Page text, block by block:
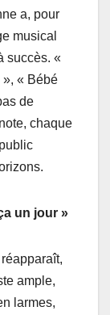
a, pour
musical
succès. «
», « Bébé
de
chaque
un jour »
ample,
larmes,